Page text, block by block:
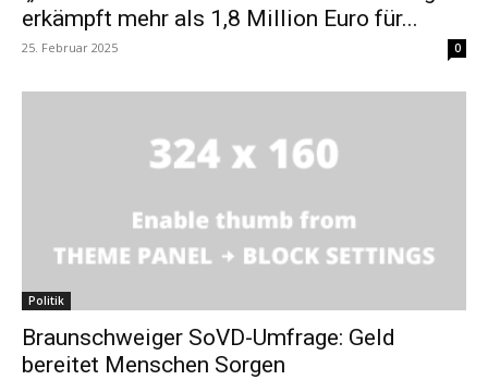
erkämpft mehr als 1,8 Million Euro für...
25. Februar 2025 0
Politik
Braunschweiger SoVD-Umfrage: Geld
bereitet Menschen Sorgen